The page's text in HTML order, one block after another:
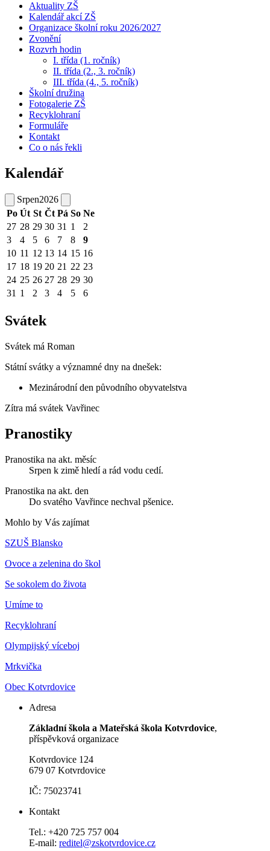
Aktuality ZŠ
Kalendář akcí ZŠ
Organizace školní roku 2026/2027
Zvonění
Rozvrh hodin
I. třída (1. ročník)
II. třída (2., 3. ročník)
III. třída (4., 5. ročník)
Školní družina
Fotogalerie ZŠ
Recyklohraní
Formuláře
Kontakt
Co o nás řekli
Kalendář
Srpen2026
Po Út St Čt Pá So Ne
27 28 29 30 31 1
2
3
4 5 6 7 8
9
10 11 12 13 14 15 16
17 18 19 20 21 22 23
24 25 26 27 28 29 30
31 1 2 3 4 5 6
Svátek
Svátek má Roman
Státní svátky a významné dny na dnešek:
Mezinárodní den původního obyvatelstva
Zítra má svátek Vavřinec
Pranostiky
Pranostika na akt. měsíc
Srpen k zimě hledí a rád vodu cedí.
Pranostika na akt. den
Do svatého Vavřince nechval pšenice.
Mohlo by Vás zajímat
SZUŠ Blansko
Ovoce a zelenina do škol
Se sokolem do života
Umíme to
Recyklohraní
Olympijský víceboj
Mrkvička
Obec Kotvrdovice
Adresa
Základní škola a Mateřská škola Kotvrdovice,
příspěvková organizace
Kotvrdovice 124
679 07 Kotvrdovice
IČ: 75023741
Kontakt
Tel.: +420 725 757 004
E-mail: reditel@zskotvrdovice.cz